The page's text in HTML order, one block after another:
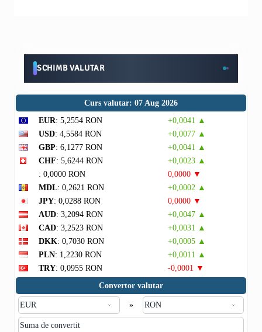
SCHIMB VALUTAR
Curs valutar: 07 Aug 2026
EUR: 5,2554 RON
+0,0041 ▲
USD: 4,5584 RON
+0,0077 ▲
GBP: 6,1277 RON
+0,0041 ▲
CHF: 5,6244 RON
+0,0023 ▲
: 0,0000 RON
0,0000 ▼
MDL: 0,2621 RON
+0,0002 ▲
JPY: 0,0288 RON
0,0000 ▼
AUD: 3,2094 RON
+0,0047 ▲
CAD: 3,2523 RON
+0,0031 ▲
DKK: 0,7030 RON
+0,0005 ▲
PLN: 1,2230 RON
+0,0011 ▲
TRY: 0,0955 RON
-0,0001 ▼
Convertor valutar
»